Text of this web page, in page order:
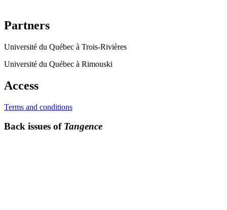
Partners
Université du Québec à Trois-Rivières
Université du Québec à Rimouski
Access
Terms and conditions
Back issues of Tangence